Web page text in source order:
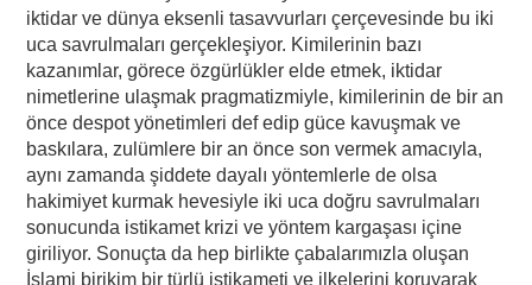
iktidar ve dünya eksenli tasavvurları çerçevesinde bu iki
uca savrulmaları gerçekleşiyor. Kimilerinin bazı
kazanımlar, görece özgürlükler elde etmek, iktidar
nimetlerine ulaşmak pragmatizmiyle, kimilerinin de bir an
önce despot yönetimleri def edip güce kavuşmak ve
baskılara, zulümlere bir an önce son vermek amacıyla,
aynı zamanda şiddete dayalı yöntemlerle de olsa
hakimiyet kurmak hevesiyle iki uca doğru savrulmaları
sonucunda istikamet krizi ve yöntem kargaşası içine
giriliyor. Sonuçta da hep birlikte çabalarımızla oluşan
İslami birikim bir türlü istikameti ve ilkelerini koruyarak